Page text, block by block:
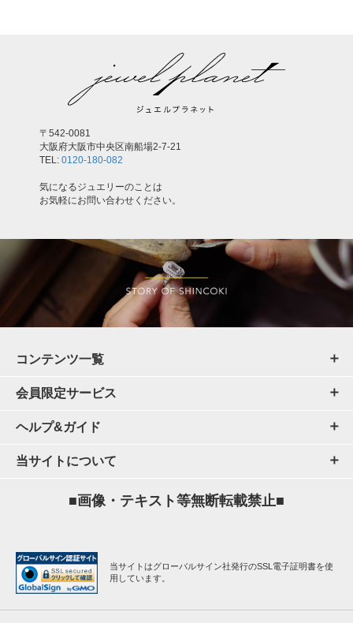
〒542-0081
大阪府大阪市中央区南船場2-7-21
TEL: 0120-180-082
気になるジュエリーのことは
お気軽にお問い合わせください。
コンテンツ一覧
会員限定サービス
ヘルプ&ガイド
当サイトについて
■画像・テキスト等無断転載禁止■
当サイトはグローバルサイン社発行のSSL電子証明書を使
用しています。